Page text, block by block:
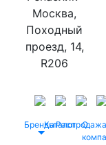
Москва,
Походный
проезд, 14,
R206
БрендыКаталог
Распродажа
О